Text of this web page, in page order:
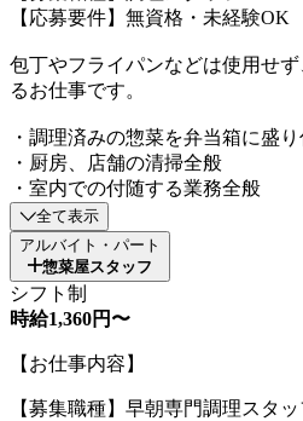
【応募要件】無資格・未経験OK
包丁やフライパンなどは使用せ
るお仕事です。
・調理済みの惣菜を弁当箱に盛
・厨房、店舗の清掃全般
・室内での付随する業務全般
全て表示
アルバイト・パート
惣菜屋スタッフ
シフト制
時給1,360円〜
【お仕事内容】
【募集職種】早朝専門調理スタッ